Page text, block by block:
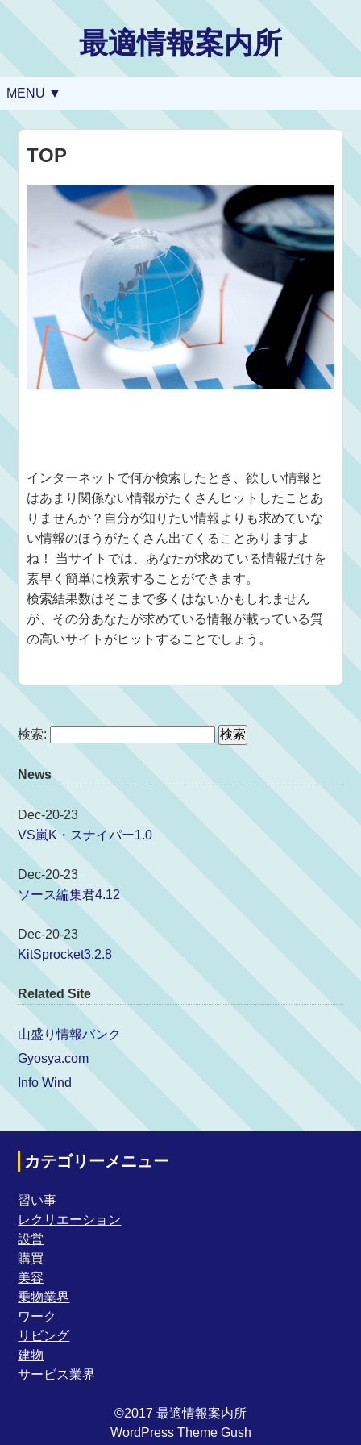
最適情報案内所
MENU ▼
TOP
インターネットで何か検索したとき、欲しい情報と
はあまり関係ない情報がたくさんヒットしたことあ
りませんか？自分が知りたい情報よりも求めていな
い情報のほうがたくさん出てくることありますよ
ね！ 当サイトでは、あなたが求めている情報だけを
素早く簡単に検索することができます。
検索結果数はそこまで多くはないかもしれません
が、その分あなたが求めている情報が載っている質
の高いサイトがヒットすることでしょう。
検索:
News
Dec-20-23
VS嵐K・スナイパー1.0
Dec-20-23
ソース編集君4.12
Dec-20-23
KitSprocket3.2.8
Related Site
山盛り情報バンク
Gyosya.com
Info Wind
カテゴリーメニュー
習い事
レクリエーション
設営
購買
美容
乗物業界
ワーク
リビング
建物
サービス業界
©2017 最適情報案内所
WordPress Theme Gush